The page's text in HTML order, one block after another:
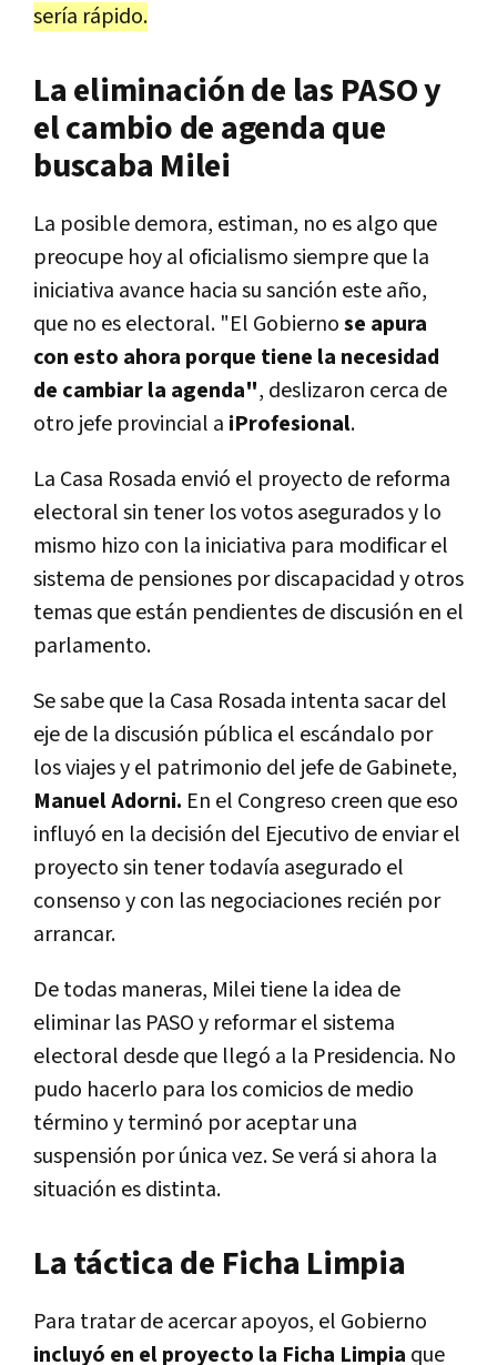
sería rápido.
La eliminación de las PASO y
el cambio de agenda que
buscaba Milei
La posible demora, estiman, no es algo que
preocupe hoy al oficialismo siempre que la
iniciativa avance hacia su sanción este año,
que no es electoral. "El Gobiernose apura
con esto ahora porque tiene la necesidad
de cambiar la agenda", deslizaron cerca de
otro jefe provincial a iProfesional.
La Casa Rosada envió el proyecto de reforma
electoral sin tener los votos asegurados y lo
mismo hizo con la iniciativa para modificar el
sistema de pensiones por discapacidad y otros
temas que están pendientes de discusión en el
parlamento.
Se sabe que la Casa Rosada intenta sacar del
eje de la discusión pública el escándalo por
los viajes y el patrimonio del jefe de Gabinete,
Manuel Adorni. En el Congreso creen que eso
influyó en la decisión del Ejecutivo de enviar el
proyecto sin tener todavía asegurado el
consenso y con las negociaciones recién por
arrancar.
De todas maneras, Milei tiene la idea de
eliminar las PASO y reformar el sistema
electoral desde que llegó a la Presidencia. No
pudo hacerlo para los comicios de medio
término y terminó por aceptar una
suspensión por única vez. Se verá si ahora la
situación es distinta.
La táctica de Ficha Limpia
Para tratar de acercar apoyos, el Gobierno
incluyó en el proyecto la Ficha Limpia que